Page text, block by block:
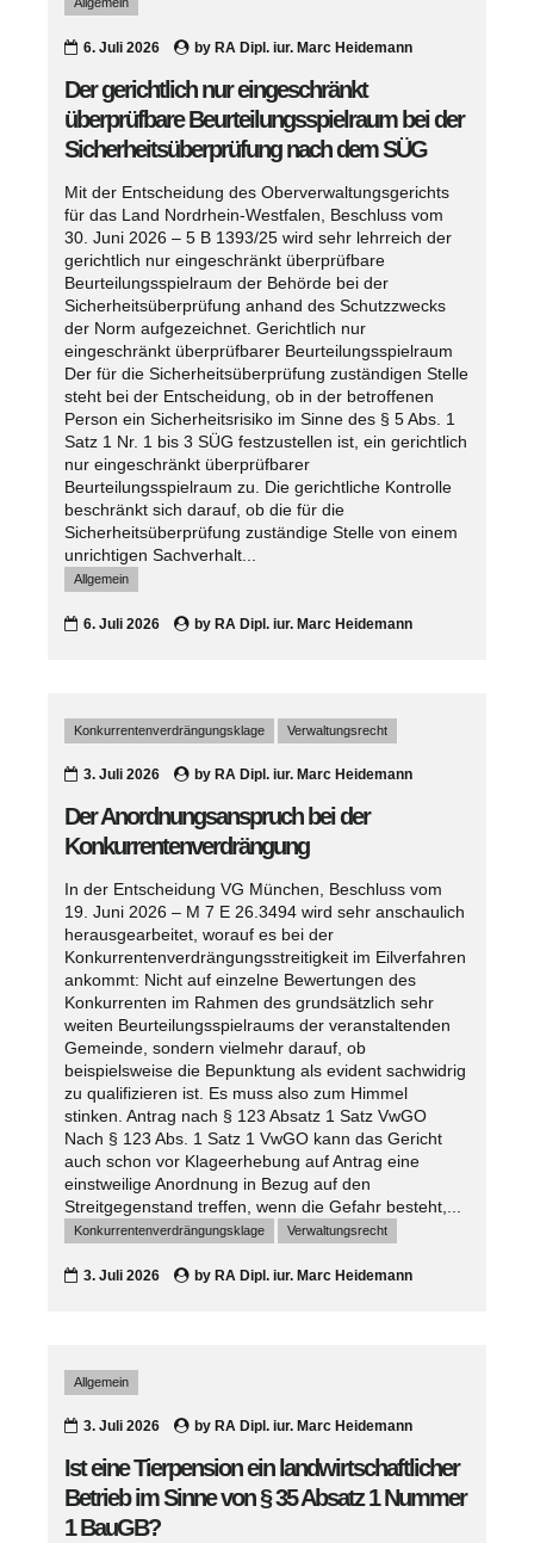
6. Juli 2026 by RA Dipl. iur. Marc Heidemann
Der gerichtlich nur eingeschränkt
überprüfbare Beurteilungsspielraum bei der
Sicherheitsüberprüfung nach dem SÜG
Mit der Entscheidung des Oberverwaltungsgerichts
für das Land Nordrhein-Westfalen, Beschluss vom
30. Juni 2026 – 5 B 1393/25 wird sehr lehrreich der
gerichtlich nur eingeschränkt überprüfbare
Beurteilungsspielraum der Behörde bei der
Sicherheitsüberprüfung anhand des Schutzzwecks
der Norm aufgezeichnet. Gerichtlich nur
eingeschränkt überprüfbarer Beurteilungsspielraum
Der für die Sicherheitsüberprüfung zuständigen Stelle
steht bei der Entscheidung, ob in der betroffenen
Person ein Sicherheitsrisiko im Sinne des § 5 Abs. 1
Satz 1 Nr. 1 bis 3 SÜG festzustellen ist, ein gerichtlich
nur eingeschränkt überprüfbarer
Beurteilungsspielraum zu. Die gerichtliche Kontrolle
beschränkt sich darauf, ob die für die
Sicherheitsüberprüfung zuständige Stelle von einem
unrichtigen Sachverhalt...
Allgemein
6. Juli 2026 byRA Dipl. iur. Marc Heidemann
Konkurrentenverdrängungsklage Verwaltungsrecht
3. Juli 2026 by RA Dipl. iur. Marc Heidemann
Der Anordnungsanspruch bei der
Konkurrentenverdrängung
In der Entscheidung VG München, Beschluss vom
19. Juni 2026 – M 7 E 26.3494 wird sehr anschaulich
herausgearbeitet, worauf es bei der
Konkurrentenverdrängungsstreitigkeit im Eilverfahren
ankommt: Nicht auf einzelne Bewertungen des
Konkurrenten im Rahmen des grundsätzlich sehr
weiten Beurteilungsspielraums der veranstaltenden
Gemeinde, sondern vielmehr darauf, ob
beispielsweise die Bepunktung als evident sachwidrig
zu qualifizieren ist. Es muss also zum Himmel
stinken. Antrag nach § 123 Absatz 1 Satz VwGO
Nach § 123 Abs. 1 Satz 1 VwGO kann das Gericht
auch schon vor Klageerhebung auf Antrag eine
einstweilige Anordnung in Bezug auf den
Streitgegenstand treffen, wenn die Gefahr besteht,...
Konkurrentenverdrängungsklage Verwaltungsrecht
3. Juli 2026 byRA Dipl. iur. Marc Heidemann
Allgemein
3. Juli 2026 by RA Dipl. iur. Marc Heidemann
Ist eine Tierpension ein landwirtschaftlicher
Betrieb im Sinne von § 35 Absatz 1 Nummer
1 BauGB?